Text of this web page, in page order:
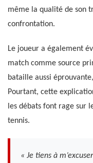
même la qualité de son
confrontation.
Le joueur a également
match comme source
bataille aussi
Pourtant, cette
les débats font rage sur
tennis.
« Je tiens à